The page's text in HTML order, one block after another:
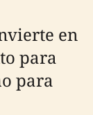
en
para
para